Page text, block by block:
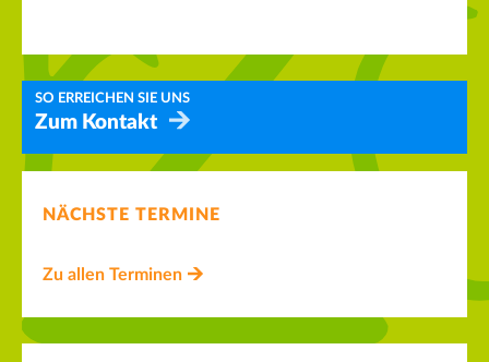
SO ERREICHEN SIE UNS
Zum Kontakt
NÄCHSTE TERMINE
Zu allen Terminen